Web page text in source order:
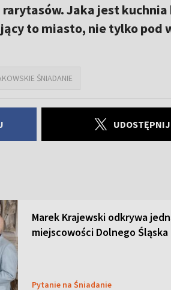
Jaka jest
to miasto, nie tylko pod
ŚNIADANIE
Marek Krajewski odkrywa
miejscowości Dolnego Śląska
Pytanie na Śniadanie